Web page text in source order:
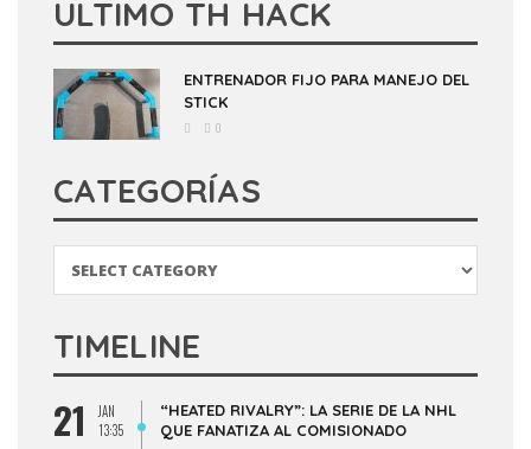
ULTIMO TH HACK
ENTRENADOR FIJO PARA MANEJO DEL
STICK
0
CATEGORÍAS
TIMELINE
21
JAN
13:35
“HEATED RIVALRY”: LA SERIE DE LA NHL
QUE FANATIZA AL COMISIONADO